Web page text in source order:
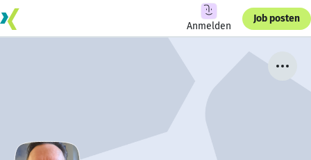
Anmelden
Job posten